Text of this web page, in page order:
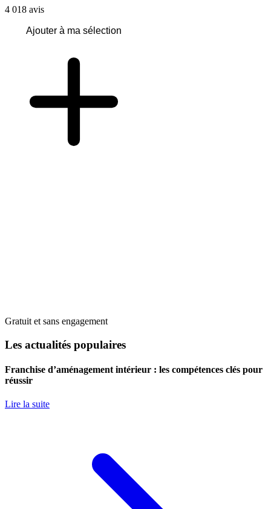
4 018 avis
Ajouter à ma sélection
Gratuit et sans engagement
Les actualités populaires
Franchise d’aménagement intérieur : les compétences clés pour
réussir
Lire la suite